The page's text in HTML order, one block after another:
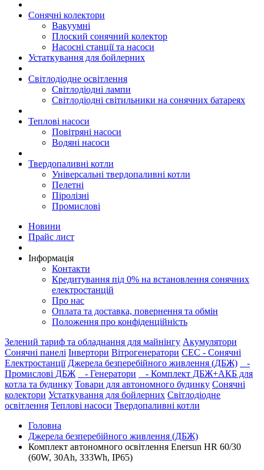
Сонячні колектори
Вакуумні
Плоский сонячний колектор
Насосні станції та насоси
Устаткування для бойлерних
Світлодіодне освітлення
Світлодіодні лампи
Світлодіодні світильники на сонячних батареях
Теплові насоси
Повітряні насоси
Водяні насоси
Твердопаливні котли
Універсальні твердопаливні котли
Пелетні
Піролізні
Промислові
Новини
Прайс лист
Інформація
Контакти
Кредитування під 0% на встановлення сонячних
електростанцій
Про нас
Оплата та доставка, повернення та обмін
Положення про конфіденційність
Зелений тариф та обладнання для майнінгу Акумулятори
Сонячні панелі Інвертори Вітрогенератори СЕС - Сонячні
Електростанції Джерела безперебійного живлення (ДБЖ)
-
Промислові ДБЖ
- Генератори
- Комплект ДБЖ+АКБ для
котла та будинку Товари для автономного будинку Сонячні
колектори Устаткування для бойлерних Світлодіодне
освітлення Теплові насоси Твердопаливні котли
Головна
Джерела безперебійного живлення (ДБЖ)
Комплект автономного освітлення Enersun HR 60/30
(60W, 30Ah, 333Wh, IP65)